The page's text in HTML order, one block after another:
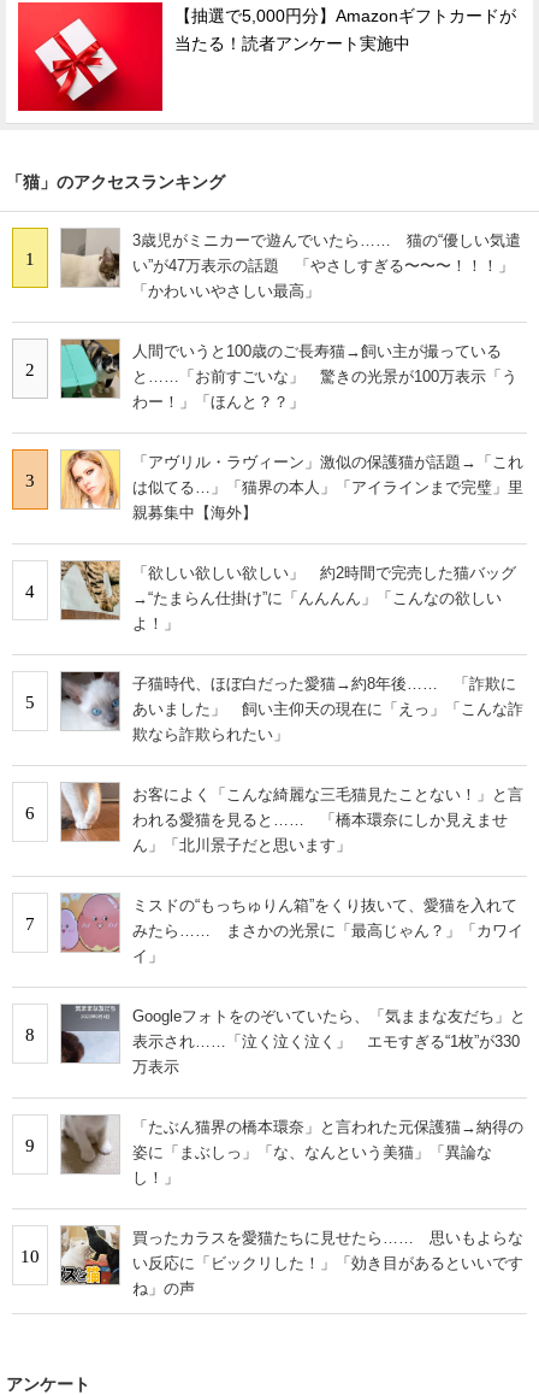
【抽選で5,000円分】Amazonギフトカードが
当たる！読者アンケート実施中
「猫」のアクセスランキング
1
3歳児がミニカーで遊んでいたら…… 猫の“優しい気遣
い”が47万表示の話題 「やさしすぎる〜〜〜！！！」
「かわいいやさしい最高」
2
人間でいうと100歳のご長寿猫→飼い主が撮っている
と……「お前すごいな」 驚きの光景が100万表示「う
わー！」「ほんと？？」
3
「アヴリル・ラヴィーン」激似の保護猫が話題→「これ
は似てる…」「猫界の本人」「アイラインまで完璧」里
親募集中【海外】
4
「欲しい欲しい欲しい」 約2時間で完売した猫バッグ
→“たまらん仕掛け”に「んんんん」「こんなの欲しい
よ！」
5
子猫時代、ほぼ白だった愛猫→約8年後…… 「詐欺に
あいました」 飼い主仰天の現在に「えっ」「こんな詐
欺なら詐欺られたい」
6
お客によく「こんな綺麗な三毛猫見たことない！」と言
われる愛猫を見ると…… 「橋本環奈にしか見えませ
ん」「北川景子だと思います」
7
ミスドの“もっちゅりん箱”をくり抜いて、愛猫を入れて
みたら…… まさかの光景に「最高じゃん？」「カワイ
イ」
8
Googleフォトをのぞいていたら、「気ままな友だち」と
表示され……「泣く泣く泣く」 エモすぎる“1枚”が330
万表示
9
「たぶん猫界の橋本環奈」と言われた元保護猫→納得の
姿に「まぶしっ」「な、なんという美猫」「異論な
し！」
10
買ったカラスを愛猫たちに見せたら…… 思いもよらな
い反応に「ビックリした！」「効き目があるといいです
ね」の声
アンケート